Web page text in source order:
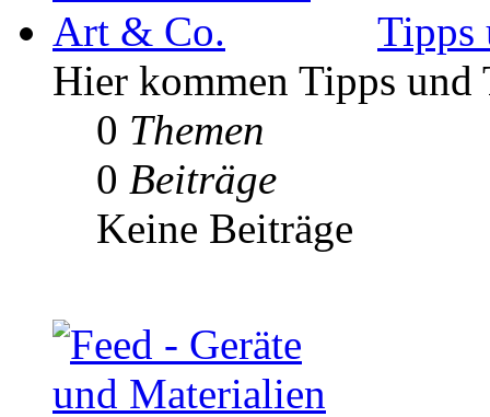
Tipps
Hier kommen Tipps
0 Themen
0 Beiträge
Keine Beiträge